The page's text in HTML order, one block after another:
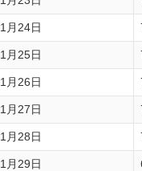
1月24日
1月25日
1月26日
1月27日
1月28日
1月29日